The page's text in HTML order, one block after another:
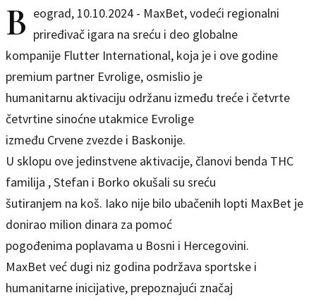
B eograd, 10.10.2024 - MaxBet, vodeći regionalni
priređivač igara na sreću i deo globalne
kompanije Flutter International, koja je i ove godine
premium partner Evrolige, osmislio je
humanitarnu aktivaciju održanu između treće i četvrte
četvrtine sinoćne utakmice Evrolige
između Crvene zvezde i Baskonije.
U sklopu ove jedinstvene aktivacije, članovi benda THC
familija , Stefan i Borko okušali su sreću
šutiranjem na koš. Iako nije bilo ubačenih lopti MaxBet je
donirao milion dinara za pomoć
pogođenima poplavama u Bosni i Hercegovini.
MaxBet već dugi niz godina podržava sportske i
humanitarne inicijative, prepoznajući značaj